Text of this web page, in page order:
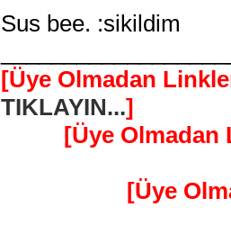
Sus bee. :sikildim
[Üye Olmadan
TIKLAYIN...]
[Üye
[Üye